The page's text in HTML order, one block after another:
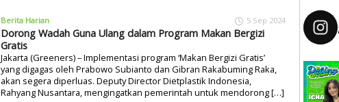
Berita Harian 5 Sep 2024
Dorong Wadah Guna Ulang dalam Program Makan Bergizi
Gratis
Jakarta (Greeners) – Implementasi program ‘Makan Bergizi Gratis’
yang digagas oleh Prabowo Subianto dan Gibran Rakabuming Raka,
akan segera diperluas. Deputy Director Dietplastik Indonesia,
Rahyang Nusantara, mengingatkan pemerintah untuk mendorong […]